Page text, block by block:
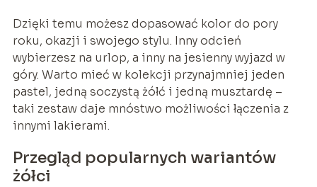
Dzięki temu możesz dopasować kolor do pory
roku, okazji i swojego stylu. Inny odcień
wybierzesz na urlop, a inny na jesienny wyjazd w
góry. Warto mieć w kolekcji przynajmniej jeden
pastel, jedną soczystą żółć i jedną musztardę –
taki zestaw daje mnóstwo możliwości łączenia z
innymi lakierami.
Przegląd popularnych wariantów
żółci